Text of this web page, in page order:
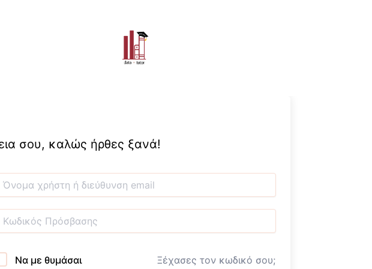
σου, καλώς ήρθες ξανά!
Να με θυμάσαι Ξέχασες τον κωδικό σου;